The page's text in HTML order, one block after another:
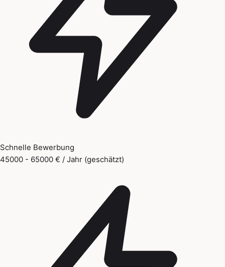
Schnelle Bewerbung
45000 - 65000 € / Jahr (geschätzt)